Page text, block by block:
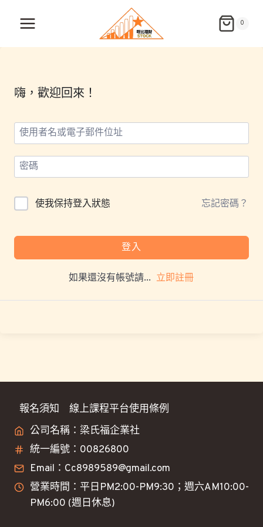
0
嗨，歡迎回來！
使我保持登入狀態 忘記密碼？
登入
如果還沒有帳號請... 立即註冊
報名須知
線上課程平台使用條例
公司名稱：梁氏福企業社
統一編號：00826800
Email：Cc8989589@gmail.com
營業時間：平日PM2:00-PM9:30；週六AM10:00-
PM6:00 (週日休息)